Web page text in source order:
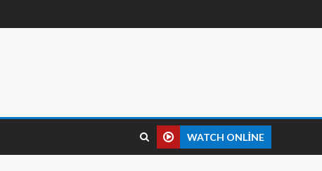
WATCH ONLINE